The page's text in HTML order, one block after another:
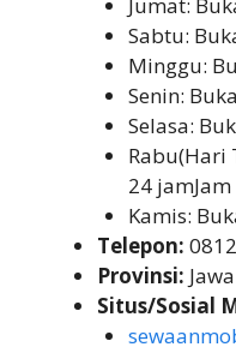
Jumat:
Sabtu:
Minggu:
Senin:
Selasa:
Rabu(Hari
24
Kamis:
Telepon:
Provinsi:
Situs/Sosial